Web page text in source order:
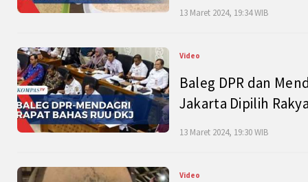
13 Maret 2024, 19:34 WIB
Video
Baleg DPR dan
Jakarta Dipilih
13 Maret 2024, 19:30 WIB
Video